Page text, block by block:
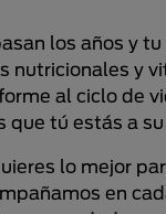
los años y
nutricionales y
al ciclo de
que tú estás a
lo mejor
en